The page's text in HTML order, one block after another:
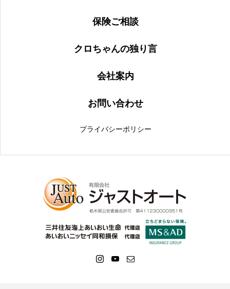
保険ご相談
クロちゃんの独り言
会社案内
お問い合わせ
プライバシーポリシー